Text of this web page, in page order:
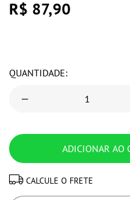
R$ 87,90
QUANTIDADE:
CALCULE O FRETE